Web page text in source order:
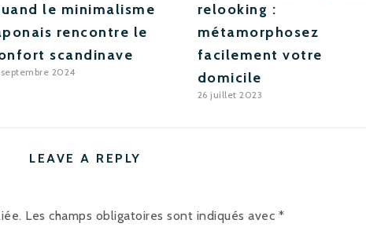
le minimalisme
rencontre le
scandinave
septembre 2024
relooking :
métamorphosez
facilement votre
domicile
26 juillet 2023
LEAVE A REPLY
Les champs obligatoires sont indiqués avec *